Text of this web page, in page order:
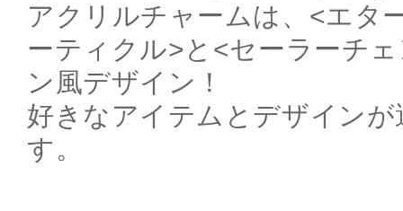
アクリルチャームは、<エタ
ーティクル>と<セーラーチ
ン風デザイン！
好きなアイテムとデザイン
す。